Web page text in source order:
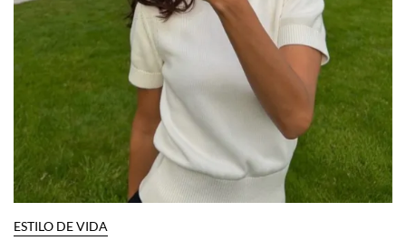
ESTILO DE VIDA